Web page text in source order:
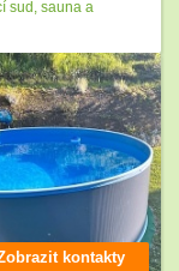
sud, sauna a
kontakty